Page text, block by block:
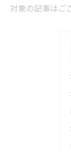
対象の記事はご